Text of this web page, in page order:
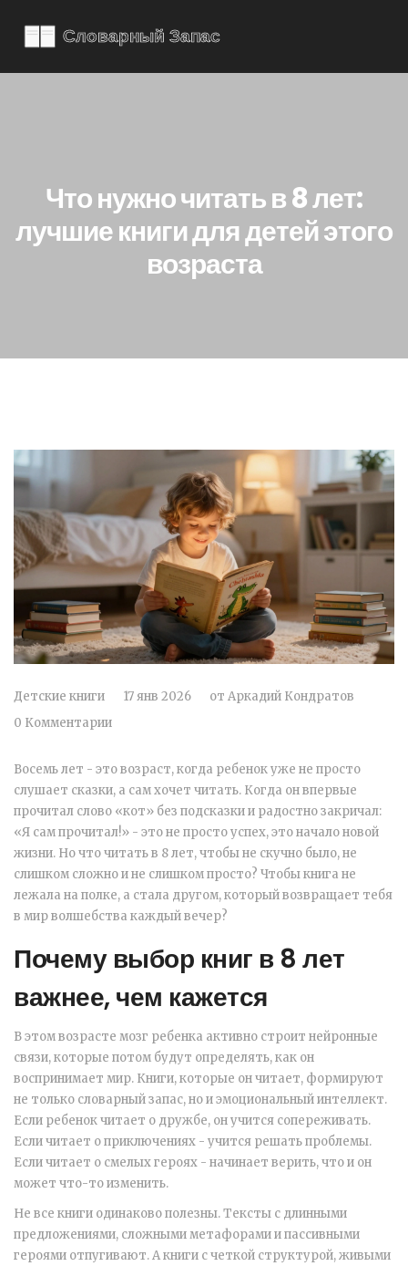
Что нужно читать в 8 лет:
лучшие книги для детей этого
возраста
Детские книги 17 янв 2026 от Аркадий Кондратов
0 Комментарии
Восемь лет - это возраст, когда ребенок уже не просто
слушает сказки, а сам хочет читать. Когда он впервые
прочитал слово «кот» без подсказки и радостно закричал:
«Я сам прочитал!» - это не просто успех, это начало новой
жизни. Но что читать в 8 лет, чтобы не скучно было, не
слишком сложно и не слишком просто? Чтобы книга не
лежала на полке, а стала другом, который возвращает тебя
в мир волшебства каждый вечер?
Почему выбор книг в 8 лет
важнее, чем кажется
В этом возрасте мозг ребенка активно строит нейронные
связи, которые потом будут определять, как он
воспринимает мир. Книги, которые он читает, формируют
не только словарный запас, но и эмоциональный интеллект.
Если ребенок читает о дружбе, он учится сопереживать.
Если читает о приключениях - учится решать проблемы.
Если читает о смелых героях - начинает верить, что и он
может что-то изменить.
Не все книги одинаково полезны. Тексты с длинными
предложениями, сложными метафорами и пассивными
героями отпугивают. А книги с четкой структурой, живыми